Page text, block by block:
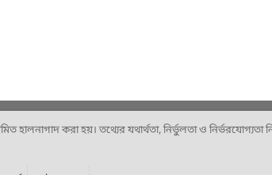
করা হয়। তথ্যের যথার্থতা, নির্ভুলতা ও নির্ভরযোগ্যতা